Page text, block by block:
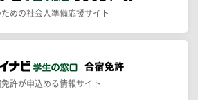
ための社会人準備応援サイト
許が申込める情報サイト